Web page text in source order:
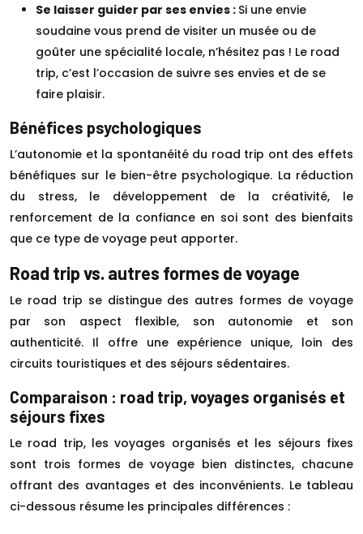
Se laisser guider par ses envies : Si une envie
soudaine vous prend de visiter un musée ou de
goûter une spécialité locale, n’hésitez pas ! Le road
trip, c’est l’occasion de suivre ses envies et de se
faire plaisir.
Bénéfices psychologiques
L’autonomie et la spontanéité du road trip ont des effets
bénéfiques sur le bien-être psychologique. La réduction
du stress, le développement de la créativité, le
renforcement de la confiance en soi sont des bienfaits
que ce type de voyage peut apporter.
Road trip vs. autres formes de voyage
Le road trip se distingue des autres formes de voyage
par son aspect flexible, son autonomie et son
authenticité. Il offre une expérience unique, loin des
circuits touristiques et des séjours sédentaires.
Comparaison : road trip, voyages organisés et
séjours fixes
Le road trip, les voyages organisés et les séjours fixes
sont trois formes de voyage bien distinctes, chacune
offrant des avantages et des inconvénients. Le tableau
ci-dessous résume les principales différences :